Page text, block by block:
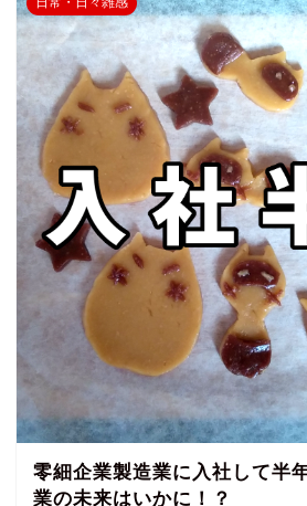
零細企業製造業に入社して半
業の未来はいかに！？